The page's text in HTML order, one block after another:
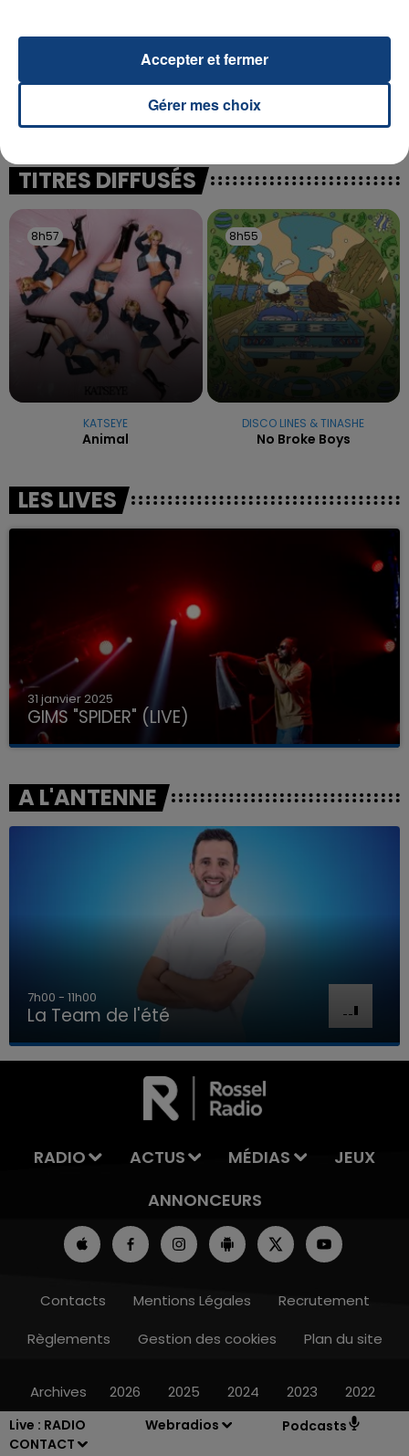
Live : RADIO
CONTACT
Webradios Podcasts
LA TEAM DE L'ÉTÉ
OPÉRER DE LA CHEVILLE RESSORT DE LA...
La famille a porté plainte contre la clinique qui a
excuses.
TITRES DIFFUSÉS
8h57
8h57
KATSEYE
Animal
8h55
8h55
DISCO LINES & TINASHE
No Broke Boys
LES LIVES
31 janvier 2025
GIMS "SPIDER" (LIVE)
A L'ANTENNE
7h00 - 11h00
La Team de l'été
RADIO ACTUS MÉDIAS
JEUX
ANNONCEURS
Contacts Mentions Légales
Recrutement
Règlements
Gestion des cookies Plan du site
Archives 2026 2025 2024 2023 2022
Gérer mes choix
Accepter et fermer